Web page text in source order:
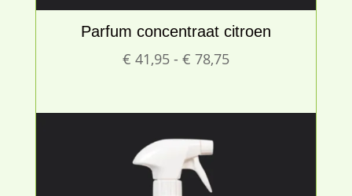
Parfum concentraat citroen
€ 41,95 - € 78,75Prijsklasse: